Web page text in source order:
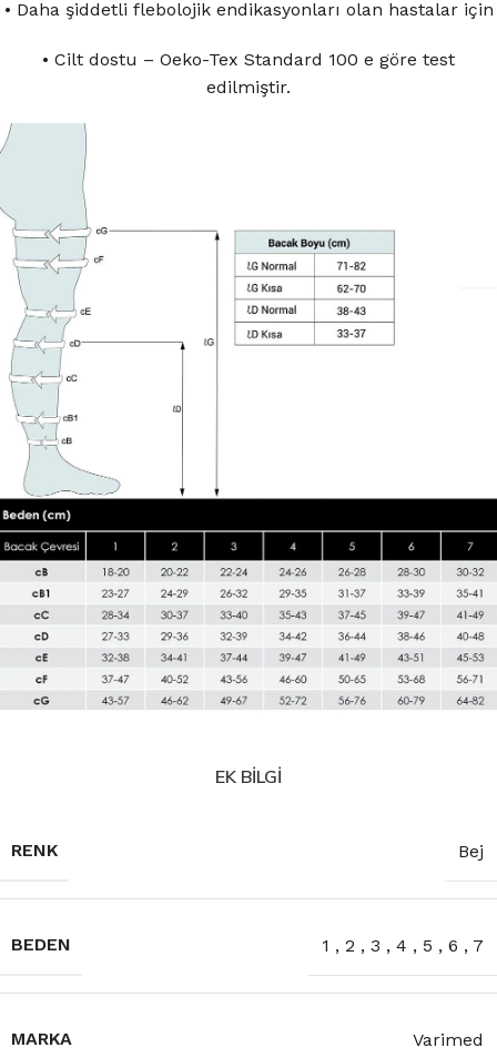
• Daha şiddetli flebolojik endikasyonları olan hastalar için
• Cilt dostu – Oeko-Tex Standard 100 e göre test
edilmiştir.
EK BILGI
RENK Bej
BEDEN 1 , 2 , 3 , 4 , 5 , 6 , 7
MARKA Varimed